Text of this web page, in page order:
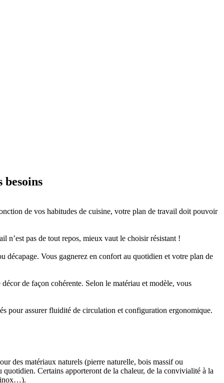
de vos habitudes de cuisine, votre plan de travail doit pouvoir
n’est pas de tout repos, mieux vaut le choisir résistant !
décapage. Vous gagnerez en confort au quotidien et votre plan de
de façon cohérente. Selon le matériau et modèle, vous
pour assurer fluidité de circulation et configuration ergonomique.
des matériaux naturels (pierre naturelle, bois massif ou
Certains apporteront de la chaleur, de la convivialité à la
inox…).